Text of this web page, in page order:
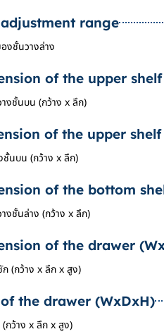
range
งชั้นวางล่าง
of the upper
งชั้นบน (กว้าง x ลึก)
of the upper shelf
ชั้นบน (กว้าง x ลึก)
of the bottom
งชั้นล่าง (กว้าง x ลึก)
of the drawer
(กว้าง x ลึก x สูง)
the drawer (WxDxH)
กว้าง x ลึก x สูง)